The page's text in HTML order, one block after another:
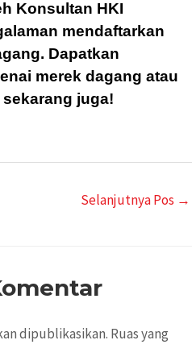
Konsultan HKI
mendaftarkan
Dapatkan
merek dagang atau
sekarang juga!
Selanjutnya Pos →
dipublikasikan. Ruas yang